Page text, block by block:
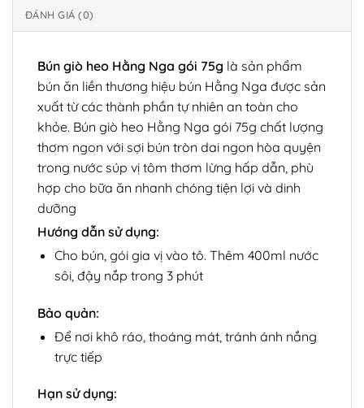
ĐÁNH GIÁ (0)
Bún giò heo Hằng Nga gói 75g là sản phẩm
bún ăn liền thương hiệu bún Hằng Nga được sản
xuất từ các thành phần tự nhiên an toàn cho
khỏe. Bún giò heo Hằng Nga gói 75g chất lượng
thơm ngon với sợi bún tròn dai ngon hòa quyện
trong nước súp vị tôm thơm lừng hấp dẫn, phù
hợp cho bữa ăn nhanh chóng tiện lợi và dinh
dưỡng
Hướng dẫn sử dụng:
Cho bún, gói gia vị vào tô. Thêm 400ml nước
sôi, đậy nắp trong 3 phút
Bảo quản:
Để nơi khô ráo, thoáng mát, tránh ánh nắng
trực tiếp
Hạn sử dụng: